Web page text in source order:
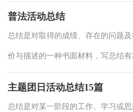
普法活动总结
总结是对取得的成绩、存在的问题
价与描述的一种书面材料，写总结
主题团日活动总结15篇
总结是对某一阶段的工作、学习或